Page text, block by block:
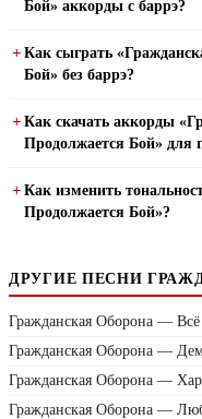
Бой» аккорды с баррэ?
Как сыграть
Бой» без баррэ?
Как скачать аккорды
Продолжается Бой» для
Как изменить
Продолжается Бой»?
ДРУГИЕ ПЕСНИ
Гражданская Оборона —
Гражданская Оборона —
Гражданская Оборона —
Гражданская Оборона —